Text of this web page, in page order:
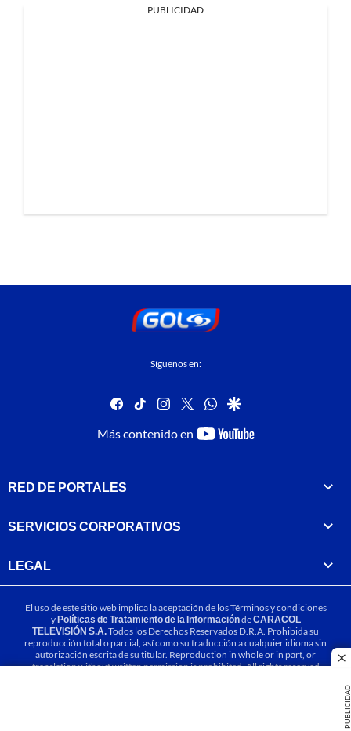
PUBLICIDAD
PUBLICIDAD
Síguenos en:
facebook
tiktok instagram
twitterwhatsapp
google
Más contenido en
youtube-
RED DE PORTALES
SERVICIOS CORPORATIVOS
LEGAL
El uso de este sitio web implica la aceptación de losTérminos y condiciones
yPolíticas de Tratamiento de la InformacióndeCARACOL
TELEVISIÓN S.A.Todos los Derechos Reservados D.R.A. Prohibida su
reproducción total o parcial, así como su traducción a cualquier idioma sin
autorización escrita de su titular. Reproduction in whole or in part, or
translation without written permission is prohibited. All rights reserved